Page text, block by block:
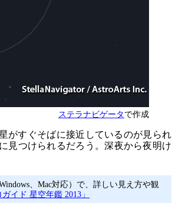
ステラナビゲータで作成
がすぐそばに接近しているのが見られ
見つけられるだろう。深夜から夜明け
、Mac対応）で、詳しい見え方や観
ガイド 星空年鑑 2013」